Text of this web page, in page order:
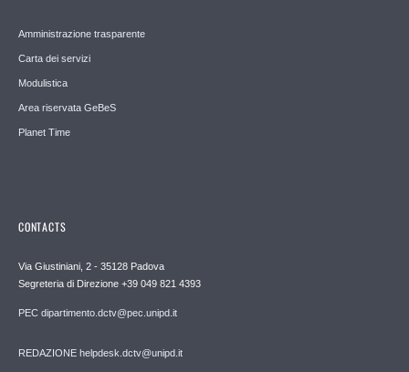
Amministrazione trasparente
Carta dei servizi
Modulistica
Area riservata GeBeS
Planet Time
CONTACTS
Via Giustiniani, 2 - 35128 Padova
Segreteria di Direzione +39 049 821 4393
PEC dipartimento.dctv@pec.unipd.it
REDAZIONE helpdesk.dctv@unipd.it